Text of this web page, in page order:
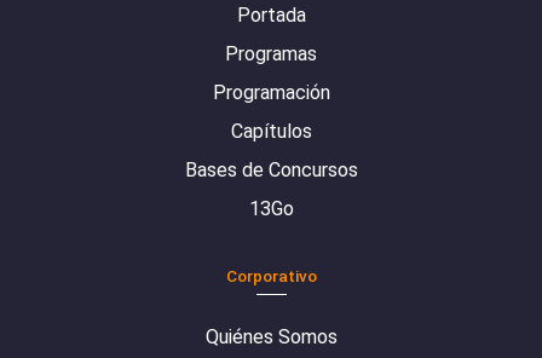
Portada
Programas
Programación
Capítulos
Bases de Concursos
13Go
Corporativo
Quiénes Somos